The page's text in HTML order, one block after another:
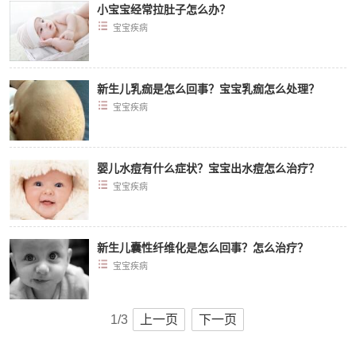
小宝宝经常拉肚子怎么办？
宝宝疾病
新生儿乳痂是怎么回事？宝宝乳痂怎么处理？
宝宝疾病
婴儿水痘有什么症状？宝宝出水痘怎么治疗？
宝宝疾病
新生儿囊性纤维化是怎么回事？怎么治疗？
宝宝疾病
1/3 上一页 下一页